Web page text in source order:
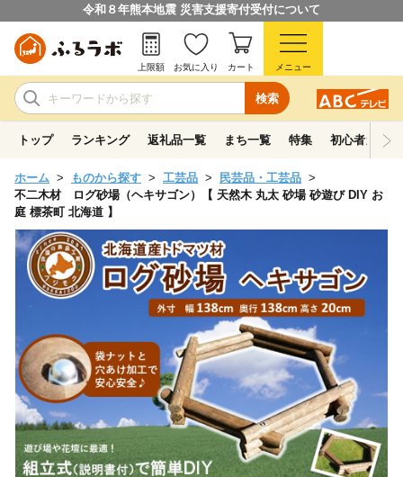
令和８年熊本地震 災害支援寄付受付について
検索
上限額 お気に入り カート メニュー
トップ ランキング 返礼品一覧 まち一覧 特集 初心者ガイド
ホーム ものから探す 工芸品
民芸品・工芸品
不二木材 ログ砂場（ヘキサゴン）【 天然木 丸太 砂場 砂遊び DIY お
庭 標茶町 北海道 】